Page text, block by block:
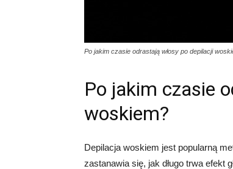
Po jakim czasie odrastają włosy po depilacji
Po jakim czasie
woskiem?
Depilacja woskiem jest popularną
zastanawia się, jak długo trwa efekt